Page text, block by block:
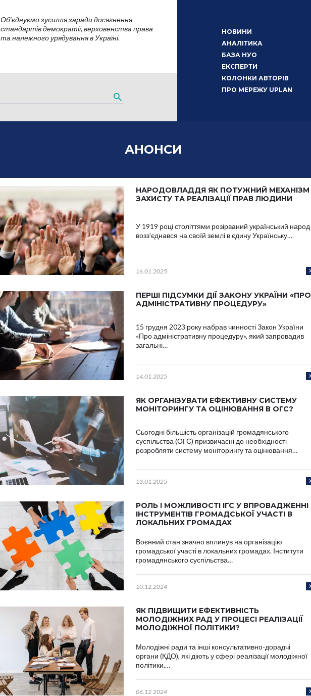
Об’єднуємо зусилля заради досягнення
стандартів демократії, верховенства права
та належного урядування в Україні.
НОВИНИ
АНАЛІТИКА
БАЗА НУО
ЕКСПЕРТИ
КОЛОНКИ АВТОРІВ
ПРО МЕРЕЖУ UPLAN
АНОНСИ
НАРОДОВЛАДДЯ ЯК ПОТУЖНИЙ МЕХАНІЗМ
ЗАХИСТУ ТА РЕАЛІЗАЦІЇ ПРАВ ЛЮДИНИ
У 1919 році століттями розірваний український народ
возз’єднався на своїй землі в єдину Українську…
16.01.2025
ПЕРШІ ПІДСУМКИ ДІЇ ЗАКОНУ УКРАЇНИ «ПРО
АДМІНІСТРАТИВНУ ПРОЦЕДУРУ»
15 грудня 2023 року набрав чинності Закон України
«Про адміністративну процедуру», який запровадив
загальні…
14.01.2025
ЯК ОРГАНІЗУВАТИ ЕФЕКТИВНУ СИСТЕМУ
МОНІТОРИНГУ ТА ОЦІНЮВАННЯ В ОГС?
Сьогодні більшість організацій громадянського
суспільства (ОГС) призвичаєні до необхідності
розробляти систему моніторингу та оцінювання…
13.01.2025
РОЛЬ І МОЖЛИВОСТІ ІГС У ВПРОВАДЖЕННІ
ІНСТРУМЕНТІВ ГРОМАДСЬКОЇ УЧАСТІ В
ЛОКАЛЬНИХ ГРОМАДАХ
Воєнний стан значно вплинув на організацію
громадської участі в локальних громадах. Інститути
громадянського суспільства…
10.12.2024
ЯК ПІДВИЩИТИ ЕФЕКТИВНІСТЬ
МОЛОДІЖНИХ РАД У ПРОЦЕСІ РЕАЛІЗАЦІЇ
МОЛОДІЖНОЇ ПОЛІТИКИ?
Молодіжні ради та інші консультативно-дорадчі
органи (КДО), які діють у сфері реалізації молодіжної
політики,…
06.12.2024